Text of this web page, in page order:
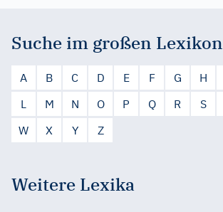
Suche im großen Lexikon
A B C D E F G H
L
M N O P Q R S
W
X Y Z
Weitere Lexika